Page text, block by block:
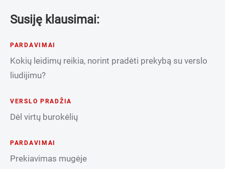
Susiję klausimai:
PARDAVIMAI
Kokių leidimų reikia, norint pradėti prekybą su verslo
liudijimu?
VERSLO PRADŽIA
Dėl virtų burokėlių
PARDAVIMAI
Prekiavimas mugėje